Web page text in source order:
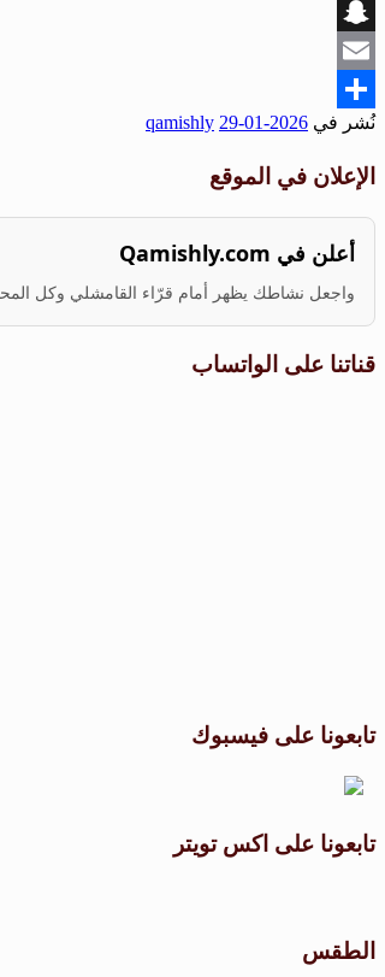
Viber
Snapchat
Email
Share
نُشر في 2026-01-29
qamishly
الإعلان في الموقع
أعلن في Qamishly.com
واجعل نشاطك يظهر أمام قرّاء القامشلي وكل
قناتنا على الواتساب
تابعونا على فيسبوك
تابعونا على اكس تويتر
الطقس